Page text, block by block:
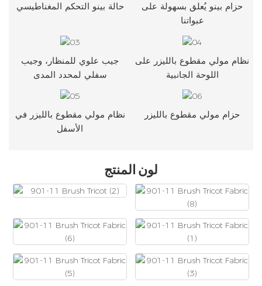
حالة بينو التحكم المغناطيسي
حزام بينو يُعلق بسهولة على
عبواتنا
جيب علوي للمنظار، وجيب
سفلي لمحدد المدى
نظام مولي مقطوع بالليزر على
اللوحة الجانبية
نظام مولي مقطوع بالليزر في
الأسفل
حزام مولي مقطوع بالليزر
لون المنتج